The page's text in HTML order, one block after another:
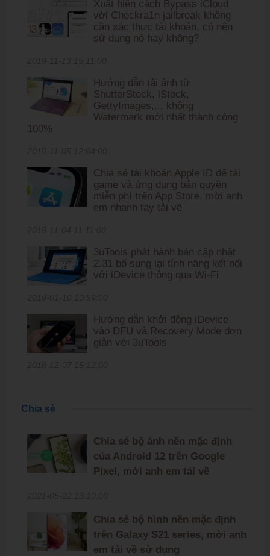
Xuất hiện cách Bypass iCloud
với Checkra1n jailbreak không
cần xác thực tài khoản, có nên
sử dung nó hay không?
Hướng dẫn tải ảnh từ
ShutterStock, iStock,
GettyImages,... không
Watermark mới nhất thành công
100%
Chia sẻ tài khoản Apple ID để tải
game và ứng dụng bản quyền
miễn phí trên App Store, mời anh
em nhanh tay tải về
3uTools phát hành bản cập nhật
2.31 bổ sung lại tính năng kết nối
với iDevice thông qua Wi-Fi
Hướng dẫn khởi động iDevice
vào DFU và Recovery Mode đơn
giản với 3uTools
Chia sẻ
Chia sẻ bộ ảnh nền mặc định
của Android 12 trên Google
Pixel, mời anh em tải về
Chia sẻ bộ hình nền mặc định
trên Galaxy S21 series, mời anh
em tải về sử dụng